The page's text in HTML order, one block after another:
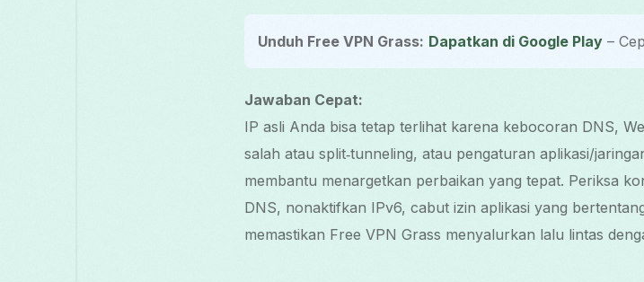
Unduh Free VPN Grass: Dapatkan di Google Play –
Jawaban Cepat:
IP asli Anda bisa tetap terlihat karena kebocoran DNS,
salah atau split‑tunneling, atau pengaturan aplikasi/
membantu menargetkan perbaikan yang tepat. Periksa
DNS, nonaktifkan IPv6, cabut izin aplikasi yang
memastikan Free VPN Grass menyalurkan lalu lintas